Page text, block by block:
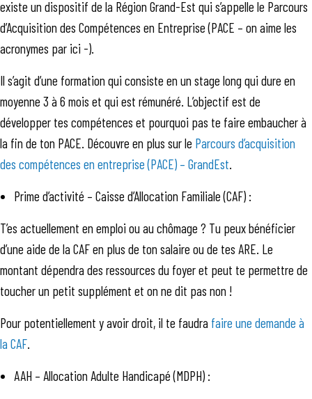
existe un dispositif de la Région Grand-Est qui s’appelle le Parcours
d’Acquisition des Compétences en Entreprise (PACE – on aime les
acronymes par ici -).
Il s’agit d’une formation qui consiste en un stage long qui dure en
moyenne 3 à 6 mois et qui est rémunéré. L’objectif est de
développer tes compétences et pourquoi pas te faire embaucher à
la fin de ton PACE. Découvre en plus sur le Parcours d’acquisition
des compétences en entreprise (PACE) – GrandEst.
Prime d’activité – Caisse d’Allocation Familiale (CAF) :
T’es actuellement en emploi ou au chômage ? Tu peux bénéficier
d’une aide de la CAF en plus de ton salaire ou de tes ARE. Le
montant dépendra des ressources du foyer et peut te permettre de
toucher un petit supplément et on ne dit pas non !
Pour potentiellement y avoir droit, il te faudra faire une demande à
la CAF.
AAH – Allocation Adulte Handicapé (MDPH) :